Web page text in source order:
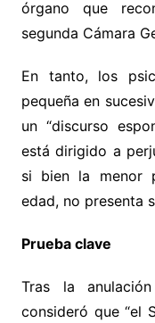
órgano que
segunda Cámara
En tanto, los
pequeña en
un “discurso
está dirigido a
si bien la menor
edad, no presenta
Prueba clave
Tras la
consideró que “el